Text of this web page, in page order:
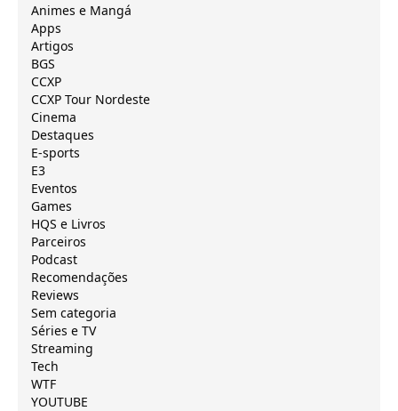
Animes e Mangá
Apps
Artigos
BGS
CCXP
CCXP Tour Nordeste
Cinema
Destaques
E-sports
E3
Eventos
Games
HQS e Livros
Parceiros
Podcast
Recomendações
Reviews
Sem categoria
Séries e TV
Streaming
Tech
WTF
YOUTUBE